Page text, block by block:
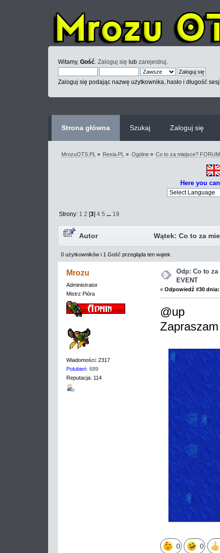
Witamy, Gość Zaloguj się lub zarejestruj
Zaloguj się podając nazwę użytkownika, hasło i długość
Strona główna Szukaj Zaloguj się
MrozuOTS.PL » Rexia.PL » Ogólne» Co to za miejsce?
Here you
Strony: 1 2 [3]4 5 ... 19
Autor Wątek: Co to za
0 użytkowników i 1 Gość przegląda ten wątek.
Mrozu
Administrator
Mistrz Pióra
Wiadomości: 2317
Polubień: 689
Reputacja: 114
Odp: Co to za
EVENT
« Odpowiedź #30 dnia:
@up
0 0